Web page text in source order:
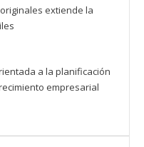
extiende la
a la planificación
empresarial